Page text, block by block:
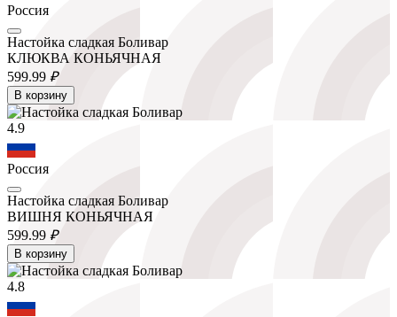
Россия
Настойка сладкая Боливар
КЛЮКВА КОНЬЯЧНАЯ
599.99 ₽
В корзину
4.9
Россия
Настойка сладкая Боливар
ВИШНЯ КОНЬЯЧНАЯ
599.99 ₽
В корзину
4.8